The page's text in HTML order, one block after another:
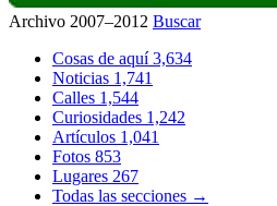
Archivo 2007–2012 Buscar
Cosas de aquí3,634
Noticias 1,741
Calles 1,544
Curiosidades 1,242
Artículos 1,041
Fotos 853
Lugares 267
Todas las secciones →